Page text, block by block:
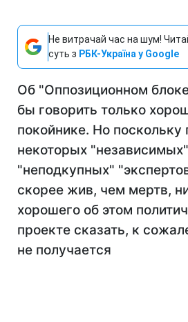
Не витрачай час на шум!
суть з РБК-Україна у Google
Об "Оппозиционном
бы говорить только
покойнике. Но поскольку
некоторых
"неподкупных"
скорее жив, чем мертв,
хорошего об этом
проекте сказать, к
не получается